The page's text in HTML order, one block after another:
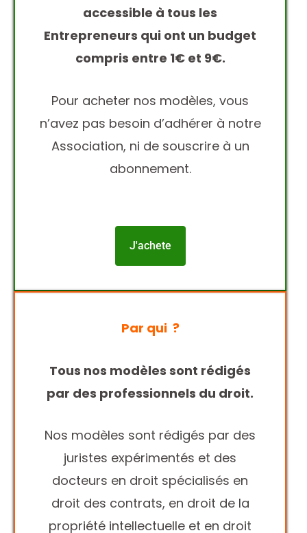
accessible à tous les
Entrepreneurs qui ont un budget
compris entre 1€ et 9€.
Pour acheter nos modèles, vous
n’avez pas besoin d’adhérer à notre
Association, ni de souscrire à un
abonnement.
J'achete
Par qui ?
Tous nos modèles sont rédigés
par des professionnels du droit.
Nos modèles sont rédigés par des
juristes expérimentés et des
docteurs en droit spécialisés en
droit des contrats, en droit de la
propriété intellectuelle et en droit